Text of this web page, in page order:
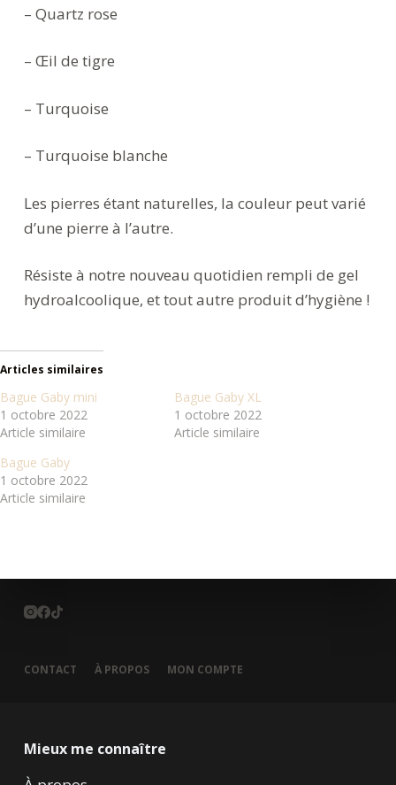
– Quartz rose
– Œil de tigre
– Turquoise
– Turquoise blanche
Les pierres étant naturelles, la couleur peut varié
d’une pierre à l’autre.
Résiste à notre nouveau quotidien rempli de gel
hydroalcoolique, et tout autre produit d’hygiène !
Articles similaires
Bague Gaby mini
1 octobre 2022
Article similaire
Bague Gaby XL
1 octobre 2022
Article similaire
Bague Gaby
1 octobre 2022
Article similaire
CONTACT À PROPOS MON COMPTE
Mieux me connaître